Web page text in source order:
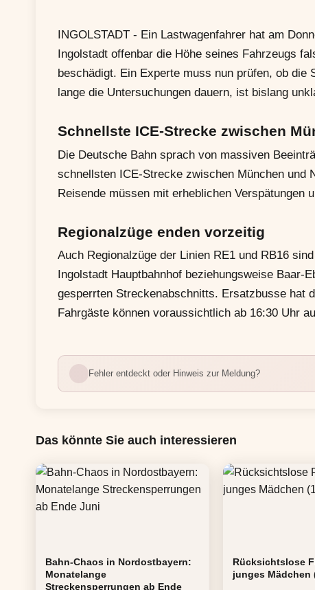
INGOLSTADT - Ein Lastwagenfahrer hat am
Ingolstadt offenbar die Höhe seines Fahrzeugs
beschädigt. Ein Experte muss nun prüfen, ob
lange die Untersuchungen dauern, ist bislang
Schnellste ICE-Strecke zwischen
Die Deutsche Bahn sprach von massiven
schnellsten ICE-Strecke zwischen München und
Reisende müssen mit erheblichen Verspätungen
Regionalzüge enden vorzeitig
Auch Regionalzüge der Linien RE1 und RB16
Ingolstadt Hauptbahnhof beziehungsweise Baar-
gesperrten Streckenabschnitts. Ersatzbusse hat
Fahrgäste können voraussichtlich ab 16:30 Uhr
Fehler entdeckt oder Hinweis zur Meldung?
Das könnte Sie auch interessieren
Bahn-Chaos in Nordostbayern:
Monatelange
Streckensperrungen ab Ende
Rücksichtslose
junges Mädchen